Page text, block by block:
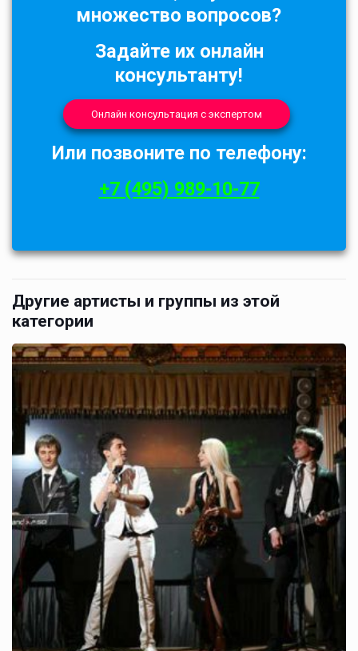
множество вопросов?
Задайте их онлайн
консультанту!
Онлайн консультация с экспертом
Или позвоните по телефону:
+7 (495) 989-10-77
Другие артисты и группы из этой
категории